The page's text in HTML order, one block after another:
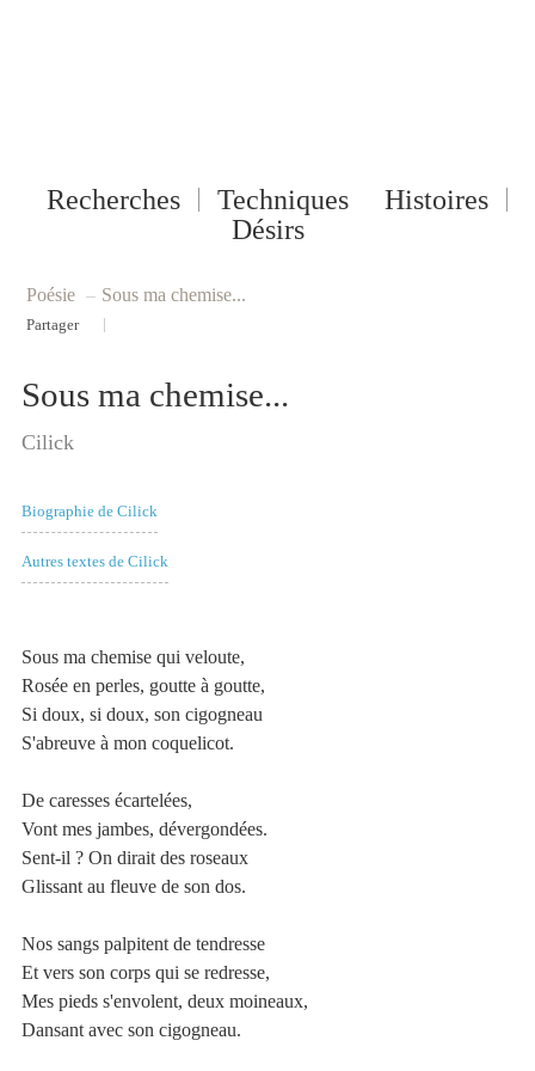
Recherches Techniques
Histoires
Désirs
Poésie – Sous ma chemise...
Partager
Sous ma chemise...
Cilick
Biographie de Cilick
Autres textes de Cilick
Sous ma chemise qui veloute,
Rosée en perles, goutte à goutte,
Si doux, si doux, son cigogneau
S'abreuve à mon coquelicot.
De caresses écartelées,
Vont mes jambes, dévergondées.
Sent-il ? On dirait des roseaux
Glissant au fleuve de son dos.
Nos sangs palpitent de tendresse
Et vers son corps qui se redresse,
Mes pieds s'envolent, deux moineaux,
Dansant avec son cigogneau.